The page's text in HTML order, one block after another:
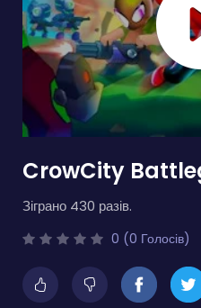
CrowCity
Зіграно 430 разів.
0 (0 Голосів)